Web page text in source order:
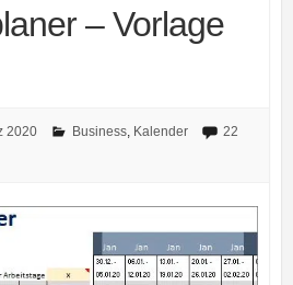
– Vorlage
2020 Business, Kalender
22